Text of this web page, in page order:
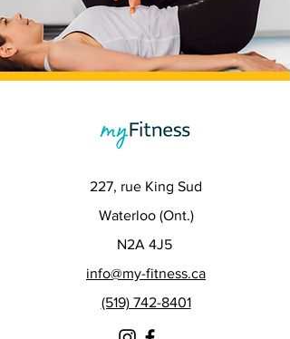
227, rue King Sud
Waterloo (Ont.)
N2A 4J5
info@my-fitness.ca
(519) 742-8401